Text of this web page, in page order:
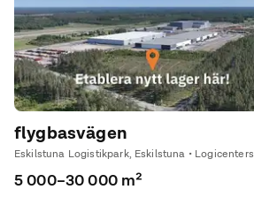
flygbasvägen
Eskilstuna Logistikpark, Eskilstuna • Logicenters
5 000–30 000 m²